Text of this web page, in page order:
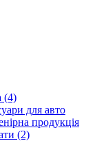
(4)
для авто
продукція
(2)